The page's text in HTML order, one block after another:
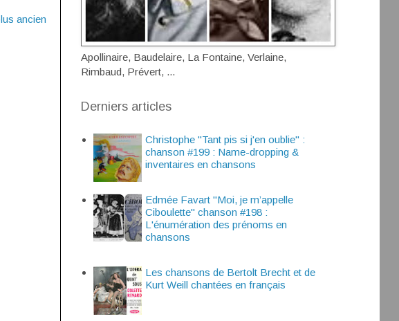
ancien
Apollinaire, Baudelaire, La Fontaine, Verlaine,
Rimbaud, Prévert, ...
Derniers articles
Christophe "Tant pis si j'en oublie" :
chanson #199 : Name-dropping &
inventaires en chansons
Edmée Favart "Moi, je m’appelle
Ciboulette" chanson #198 :
L'énumération des prénoms en
chansons
Les chansons de Bertolt Brecht et de
Kurt Weill chantées en français